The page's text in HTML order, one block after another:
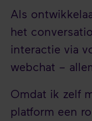
Als
het
interactie via
webchat –
Omdat ik zelf
platform een